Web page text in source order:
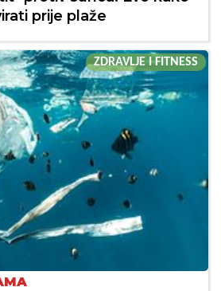
prije plaže
ZDRAVLJE I FITNESS